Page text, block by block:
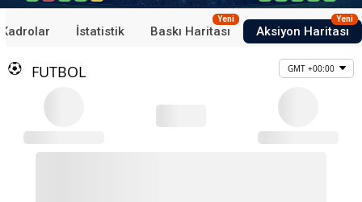
Kadrolar İstatistik Baskı Haritası
Yeni
Aksiyon Haritası
Yeni
FUTBOL GMT +00:00